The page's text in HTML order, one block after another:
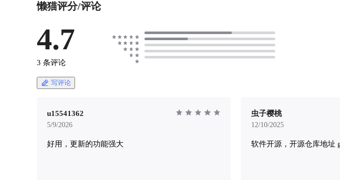
中继数据不负责长期保存。 ## 环境变量 .env
`MOXSERVER_ENV_FILE` 指定其他 env 文件。
`.env` 中的值会覆盖代码内置默认值。 数值型配
置只接受正整数。空值、非整数或小于等于 0 的
--- | | `MOXSERVER_DB_DSN` | MoxServer 运行
期 PostgreSQL 连接串，服务启动后用它连接聊天
`MOXSERVER_DB_AUTO_INIT` | 是否在启动时
自动创建/确保数据库和账号。只有值为 `1` 时启
super/user/name/password 配置先执行数据库初始
懒猫评分/评论
4.7
3 条评论
写评论
u15541362
5/9/2026
好用，更新的功能强大
虫子樱桃
12/10/2025
软件开源，开源仓库地址